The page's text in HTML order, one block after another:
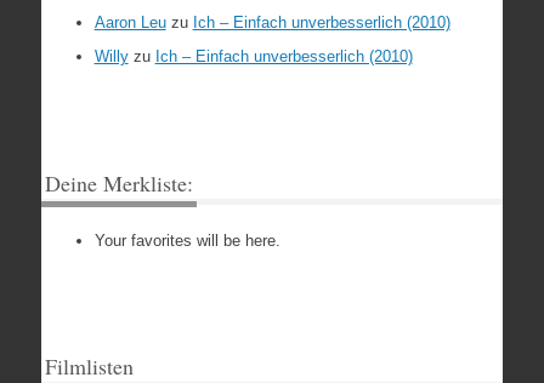
Aaron Leuzu Ich – Einfach unverbesserlich (2010)
Willyzu Ich – Einfach unverbesserlich (2010)
Deine Merkliste:
Your favorites will be here.
Filmlisten